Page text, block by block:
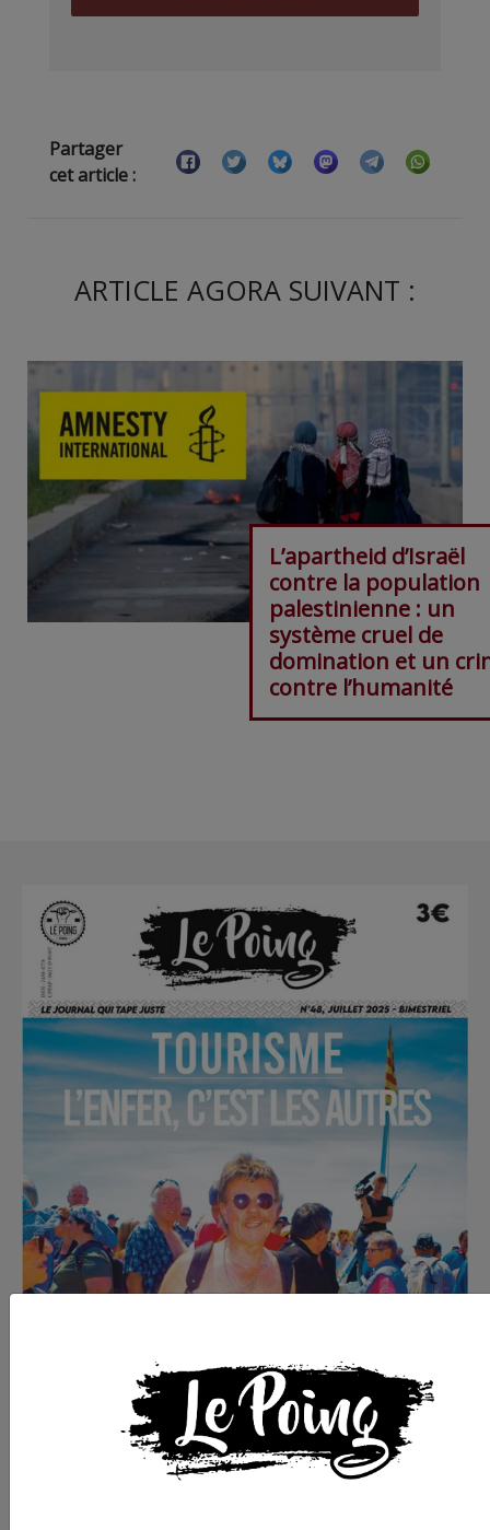
Partager
cet article :
ARTICLE AGORA SUIVANT :
L’apartheid d’Israël
contre la population
palestinienne : un
système cruel de
domination et un
contre l’humanité